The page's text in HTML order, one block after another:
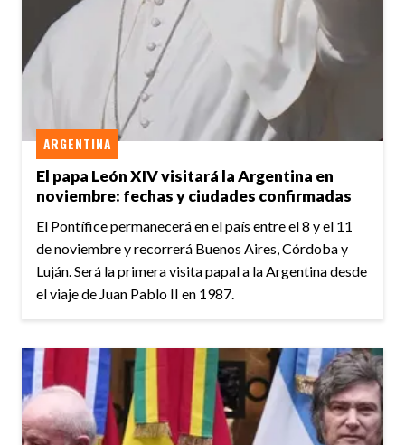
El papa León XIV visitará la Argentina en
noviembre: fechas y ciudades confirmadas
ARGENTINA
El Pontífice permanecerá en el país entre el 8 y el 11
de noviembre y recorrerá Buenos Aires, Córdoba y
Luján. Será la primera visita papal a la Argentina desde
el viaje de Juan Pablo II en 1987.